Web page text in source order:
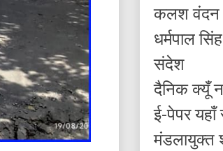
कलश वंदन
धर्मपाल
संदेश
दैनिक क्यूँ
ई-पेपर
मंडलायुक्त